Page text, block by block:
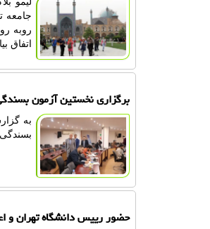
جامعه
روبه
اتفاق
برگزاری نخستین آزمون
به
بسندگی
حضور رییس دانشگاه تهران و